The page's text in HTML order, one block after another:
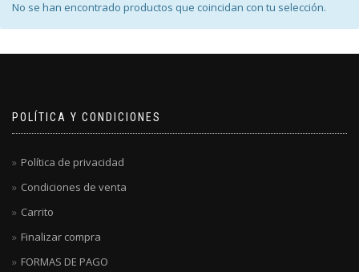
No se han encontrado productos que coincidan con tu selección.
POLÍTICA Y CONDICIONES
Política de privacidad
Condiciones de venta
Carrito
Finalizar compra
FORMAS DE PAGO